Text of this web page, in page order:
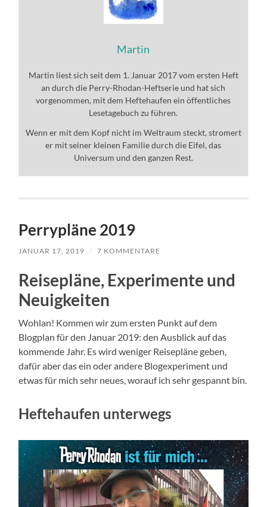
Martin
Martin liest sich seit dem 1. Januar 2017 vom ersten Heft
an durch die Perry-Rhodan-Heftserie und hat sich
vorgenommen, mit dem Heftehaufen ein öffentliches
Lesetagebuch zu führen.
Wenn er mit dem Kopf nicht im Weltraum steckt, stromert
er mit seiner kleinen Familie durch die Eifel, das
Universum und den ganzen Rest.
Perrypläne 2019
JANUAR 17, 2019 / 7 KOMMENTARE
Reisepläne, Experimente und
Neuigkeiten
Wohlan! Kommen wir zum ersten Punkt auf dem
Blogplan für den Januar 2019: den Ausblick auf das
kommende Jahr. Es wird weniger Reisepläne geben,
dafür aber das ein oder andere Blogexperiment und
etwas für mich sehr neues, worauf ich sehr gespannt bin.
Heftehaufen unterwegs